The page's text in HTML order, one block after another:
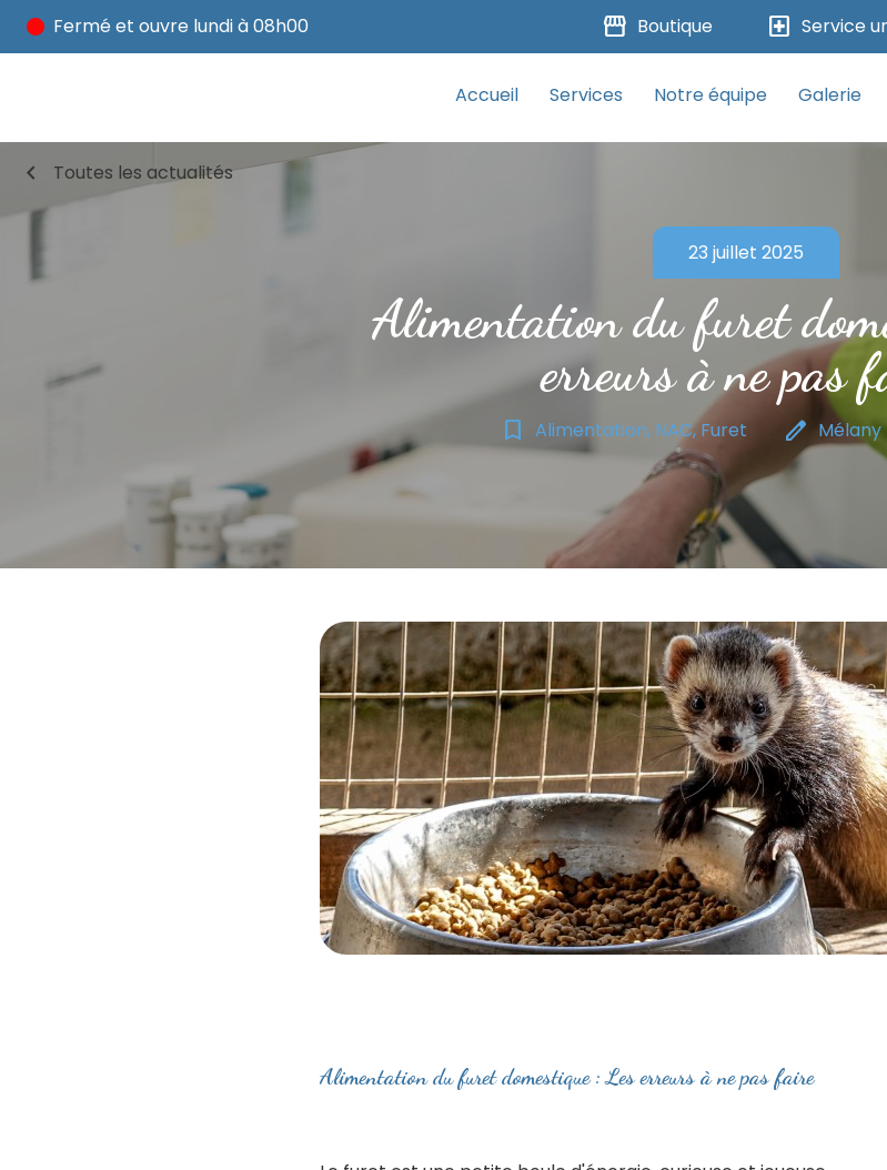
Ferméet ouvre lundi à 08h00 storefront Boutique local_hospital Service
Accueil Services Notre équipe Galerie
chevron_left Toutes les actualités
23 juillet 2025
Alimentation du furet
erreurs à ne pas
bookmark_border Alimentation, NAC, Furet edit
Alimentation du furet domestique : Les erreurs à ne pas faire